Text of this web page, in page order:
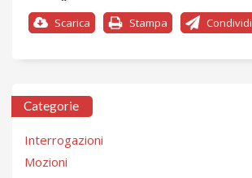
Scarica Stampa Condividi
Categorie
Interrogazioni
Mozioni